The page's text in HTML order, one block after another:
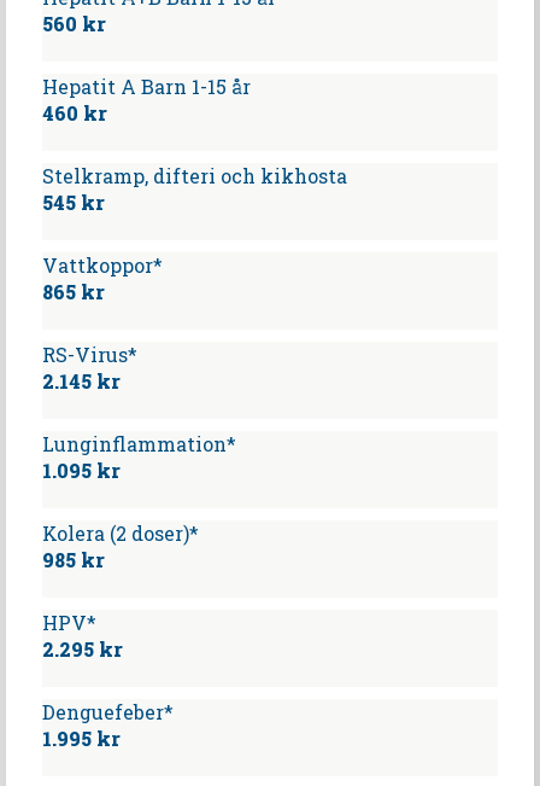
560 kr
Hepatit A Barn 1-15 år
460 kr
Stelkramp, difteri och kikhosta
545 kr
Vattkoppor*
865 kr
RS-Virus*
2.145 kr
Lunginflammation*
1.095 kr
Kolera (2 doser)*
985 kr
HPV*
2.295 kr
Denguefeber*
1.995 kr